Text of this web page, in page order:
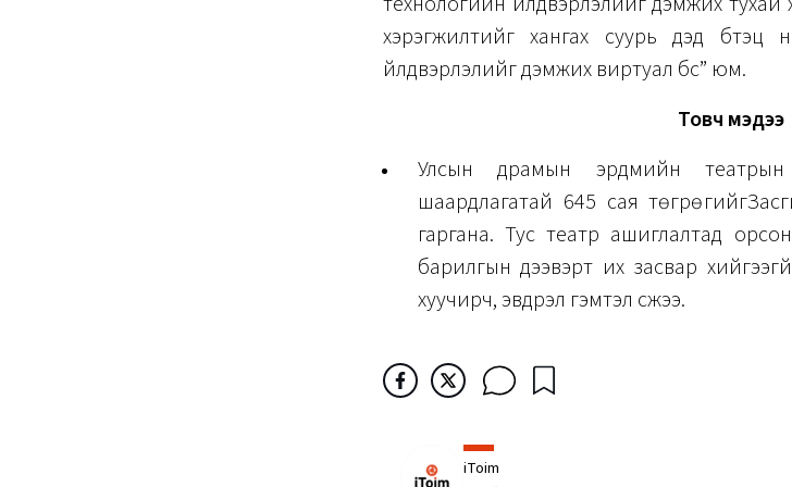
хэрэгжилтийг хангах суурь дэд бүтэц
үйлдвэрлэлийг дэмжих виртуал бүс” юм.
Товч мэдээ
Улсын драмын эрдмийн
шаардлагатай 645 сая
гаргана. Тус театр ашиглалтад
барилгын дээвэрт их засвар
хуучирч, эвдрэл гэмтэл үүсжээ.
iToim